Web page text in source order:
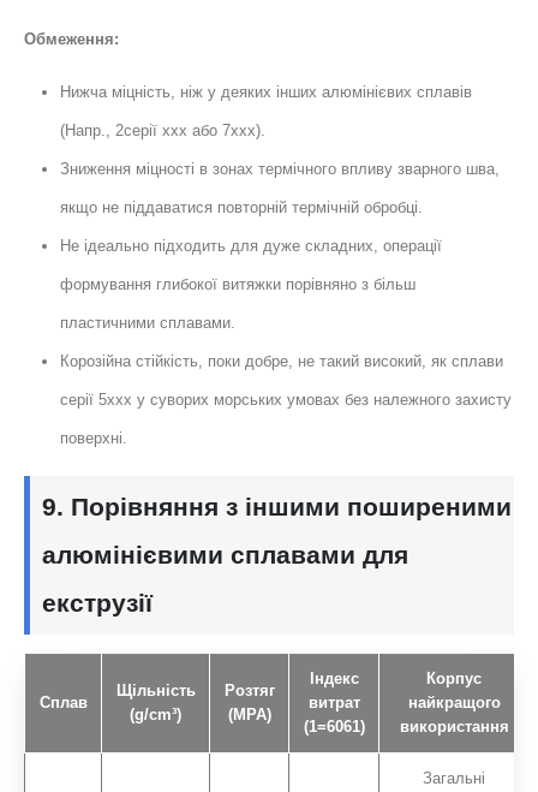
Обмеження:
Нижча міцність, ніж у деяких інших алюмінієвих сплавів
(Напр., 2серії xxx або 7xxx).
Зниження міцності в зонах термічного впливу зварного шва,
якщо не піддаватися повторній термічній обробці.
Не ідеально підходить для дуже складних, операції
формування глибокої витяжки порівняно з більш
пластичними сплавами.
Корозійна стійкість, поки добре, не такий високий, як сплави
серії 5xxx у суворих морських умовах без належного захисту
поверхні.
9. Порівняння з іншими поширеними
алюмінієвими сплавами для
екструзії
Сплав
Щільність
(g/cm³)
Розтяг
(MPA)
Індекс
витрат
(1=6061)
Корпус
найкращого
використання
Загальні